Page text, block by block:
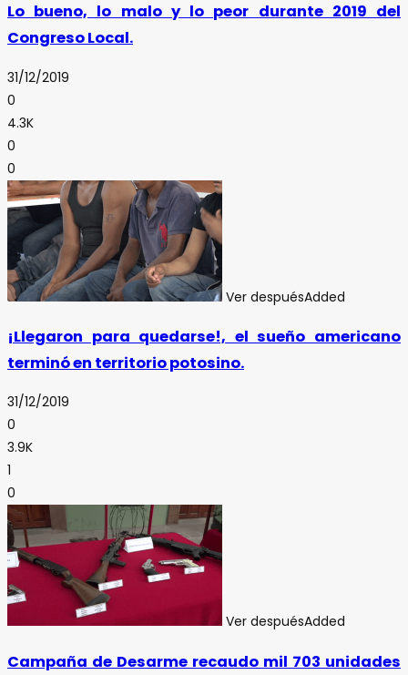
Lo bueno, lo malo y lo peor durante 2019 del
Congreso Local.
31/12/2019
0
4.3K
0
0
Ver despuésAdded
¡Llegaron para quedarse!, el sueño americano
terminó en territorio potosino.
31/12/2019
0
3.9K
1
0
Ver despuésAdded
Campaña de Desarme recaudo mil 703 unidades